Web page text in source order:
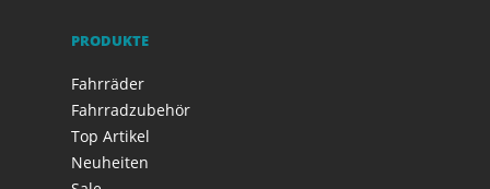
PRODUKTE
Fahrräder
Fahrradzubehör
Top Artikel
Neuheiten